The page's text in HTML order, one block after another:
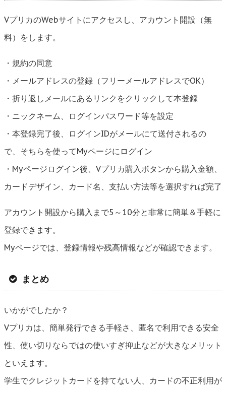
VプリカのWebサイトにアクセスし、アカウント開設（無
料）をします。
・規約の同意
・メールアドレスの登録（フリーメールアドレスでOK）
・折り返しメールにあるリンクをクリックして本登録
・ニックネーム、ログインパスワード等を設定
・本登録完了後、ログインIDがメールにて送付されるの
で、そちらを使ってMyページにログイン
・Myページログイン後、Vプリカ購入ボタンから購入金額、
カードデザイン、カード名、支払い方法等を選択すれば完了
アカウント開設から購入まで5～10分と非常に簡単＆手軽に
登録できます。
Myページでは、登録情報や残高情報などが確認できます。
まとめ
いかがでしたか？
Vプリカは、簡単発行できる手軽さ、匿名で利用できる安全
性、使い切りならではの使いすぎ抑止などが大きなメリット
といえます。
学生でクレジットカードを持てない人、カードの不正利用が